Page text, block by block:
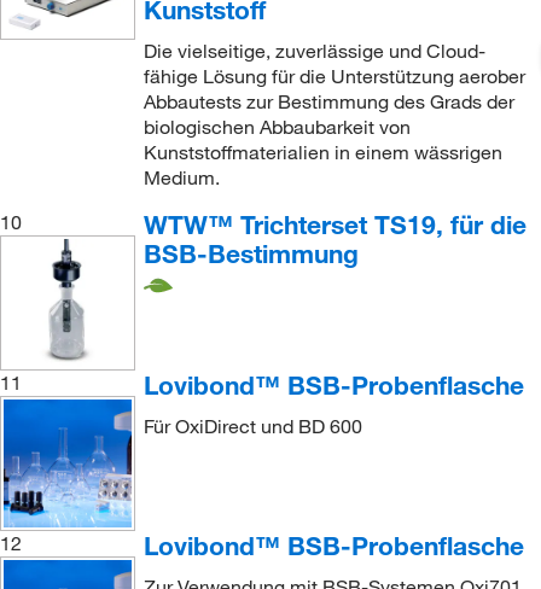
Kunststoff
Die vielseitige, zuverlässige und Cloud-
fähige Lösung für die Unterstützung aerober
Abbautests zur Bestimmung des Grads der
biologischen Abbaubarkeit von
Kunststoffmaterialien in einem wässrigen
Medium.
10
WTW™ Trichterset TS19, für die
BSB-Bestimmung
11 Lovibond™ BSB-Probenflasche
Für OxiDirect und BD 600
12 Lovibond™ BSB-Probenflasche